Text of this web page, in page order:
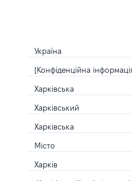
Україна
[Конфіденційна
Харківська
Харківський
Харківська
Місто
Харків